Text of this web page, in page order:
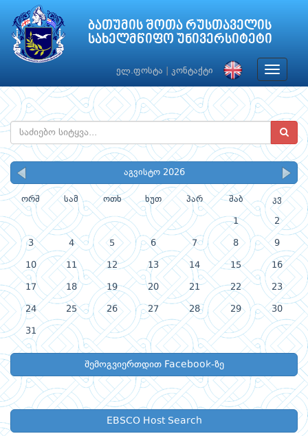
ბათუმის შოთა რუსთაველის
სახელმწიფო უნივერსიტეტი
ელ.ფოსტა კონტაქტი
Toggle
აგვისტო 2026
ორშ სამ ოთხ ხუთ პარ შაბ კვ
1 2
3 4 5 6 7 8 9
10 11 12 13 14 15 16
17 18 19 20 21 22 23
24 25 26 27 28 29 30
31
შემოგვიერთდით Facebook-ზე
EBSCO Host Search